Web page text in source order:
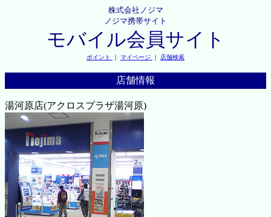
株式会社ノジマ
ノジマ携帯サイト
モバイル会員サイト
ポイント ｜ マイページ ｜ 店舗検索
店舗情報
湯河原店(アクロスプラザ湯河原)